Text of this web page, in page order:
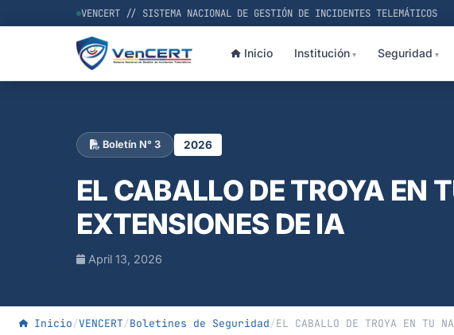
VENCERT // SISTEMA NACIONAL DE GESTIÓN DE INCIDENTES TELEMÁTICOS
Inicio Institución Seguridad
Boletín N° 3 2026
EL CABALLO DE TROYA EN
EXTENSIONES DE IA
April 13, 2026
Inicio/VENCERT/Boletines de Seguridad/EL CABALLO DE TROYA EN TU